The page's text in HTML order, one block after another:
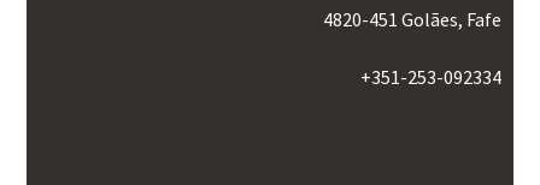
4820-451 Golães, Fafe
+351-253-092334